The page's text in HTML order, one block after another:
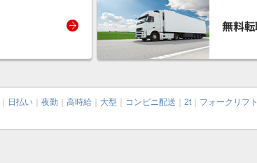
日払い 夜勤 高時給 大型 コンビニ配送 2t｜ フォークリフト